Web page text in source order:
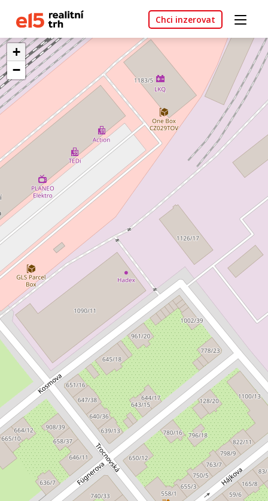
Chci inzerovat
+
−